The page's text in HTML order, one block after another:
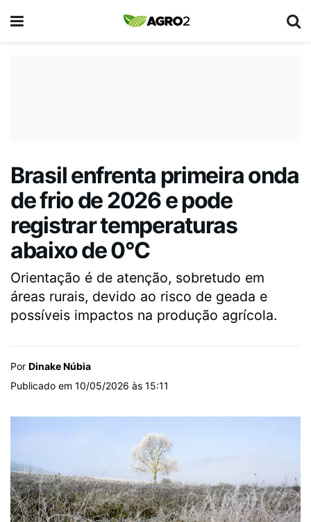
Brasil enfrenta primeira onda
de frio de 2026 e pode
registrar temperaturas
abaixo de 0°C
Orientação é de atenção, sobretudo em
áreas rurais, devido ao risco de geada e
possíveis impactos na produção agrícola.
Por Dinake Núbia
Publicado em 10/05/2026 às 15:11